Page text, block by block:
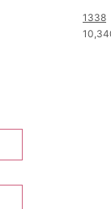
1338